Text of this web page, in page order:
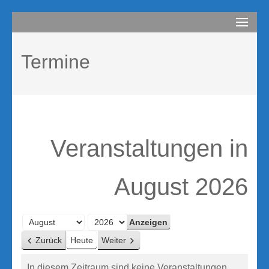
Inhalt
(Enter
drücken)
compurem
Termine
Veranstaltungen in
August 2026
Monat
Jahr
Zurück Heute Weiter